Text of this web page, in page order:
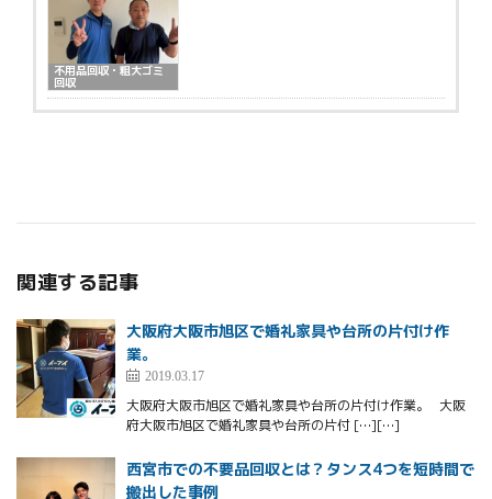
不用品回収・粗大ゴミ
回収
関連する記事
大阪府大阪市旭区で婚礼家具や台所の片付け作
業。
2019.03.17
大阪府大阪市旭区で婚礼家具や台所の片付け作業。 大阪
府大阪市旭区で婚礼家具や台所の片付 […][…]
西宮市での不要品回収とは？タンス4つを短時間で
搬出した事例